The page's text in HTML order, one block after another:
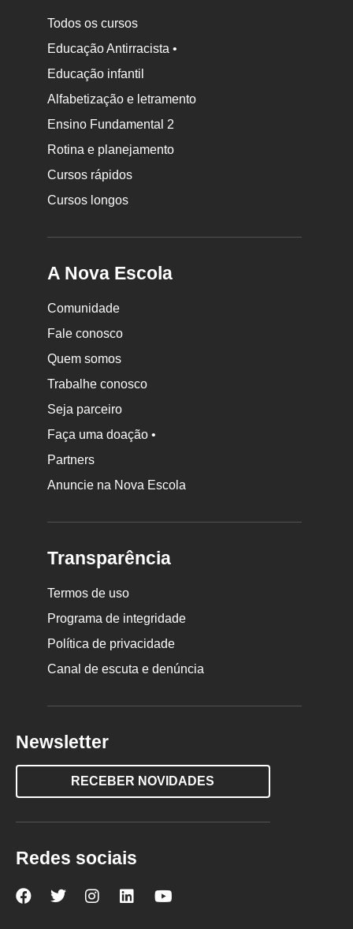
Todos os cursos
Educação Antirracista •
Educação infantil
Alfabetização e letramento
Ensino Fundamental 2
Rotina e planejamento
Cursos rápidos
Cursos longos
A Nova Escola
Comunidade
Fale conosco
Quem somos
Trabalhe conosco
Seja parceiro
Faça uma doação •
Partners
Anuncie na Nova Escola
Transparência
Termos de uso
Programa de integridade
Política de privacidade
Canal de escuta e denúncia
Newsletter
RECEBER NOVIDADES
Redes sociais
NovaNova Nova Nova